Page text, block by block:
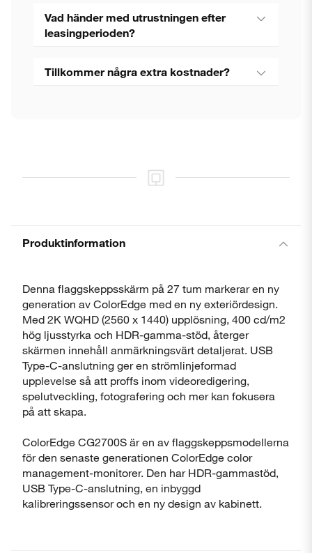
Vad händer med utrustningen efter
leasingperioden?
Tillkommer några extra kostnader?
Produktinformation
Denna flaggskeppsskärm på 27 tum markerar en ny
generation av ColorEdge med en ny exteriördesign.
Med 2K WQHD (2560 x 1440) upplösning, 400 cd/m2
hög ljusstyrka och HDR-gamma-stöd, återger
skärmen innehåll anmärkningsvärt detaljerat. USB
Type-C-anslutning ger en strömlinjeformad
upplevelse så att proffs inom videoredigering,
spelutveckling, fotografering och mer kan fokusera
på att skapa.
ColorEdge CG2700S är en av flaggskeppsmodellerna
för den senaste generationen ColorEdge color
management-monitorer. Den har HDR-gammastöd,
USB Type-C-anslutning, en inbyggd
kalibreringssensor och en ny design av kabinett.
Stäng